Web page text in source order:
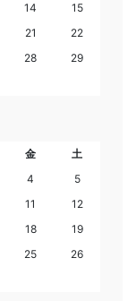
14
15
21
22
28
29
金
土
4
5
11
12
18
19
25
26